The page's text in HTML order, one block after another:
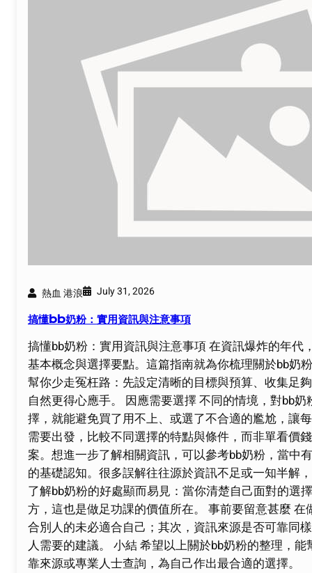
熱血 港浪 July 31, 2026
搞懂bb奶粉：實用資訊與注意事項
搞懂bb奶粉：實用資訊與注意事項 在資訊爆炸的年
基本概念與選擇要點。這篇指南就為你梳理關於bb奶
幫你少走冤枉路：先設定清晰的目標與預算、收集足
自然更得心應手。 因應需要選擇 不同的情境，對bb
擇，就能避免買了用不上、或選了不合適的尷尬，讓
需要出發，比較不同選擇的特點與條件，而非單看價
案。想進一步了解相關資訊，可以參考bb奶粉，當中
的基礎認知。很多誤解往往源於資訊不足或一知半解
了解bb奶粉的好處顯而易見：當你清楚自己面對的選
方，這也是做足功課的價值所在。 事前要留意甚麼
合別人的未必適合自己；其次，資訊來源是否可靠同
人需要的建議。 小結 希望以上關於bb奶粉的整理，
靠來源或專業人士查詢，為自己作出最合適的選擇。